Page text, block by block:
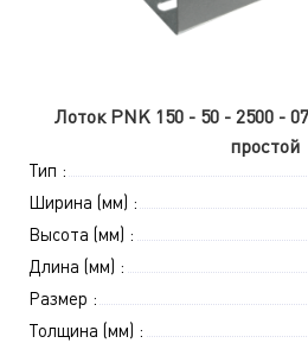
Лоток PNK 150 - 50 - 2500 -
простой
Тип :
Ширина (мм) :
Высота (мм) :
Длина (мм) :
Размер :
Толщина (мм) :